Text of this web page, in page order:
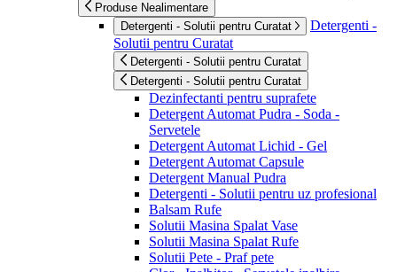
Produse Nealimentare
Detergenti - Solutii pentru Curatat
Detergenti -
Solutii pentru Curatat
Detergenti - Solutii pentru Curatat
Detergenti - Solutii pentru Curatat
Dezinfectanti pentru suprafete
Detergent Automat Pudra - Soda -
Servetele
Detergent Automat Lichid - Gel
Detergent Automat Capsule
Detergent Manual Pudra
Detergenti - Solutii pentru uz profesional
Balsam Rufe
Solutii Masina Spalat Vase
Solutii Masina Spalat Rufe
Solutii Pete - Praf pete